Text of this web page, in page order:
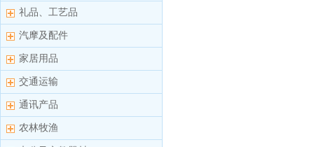
礼品、工艺品
汽摩及配件
家居用品
交通运输
通讯产品
农林牧渔